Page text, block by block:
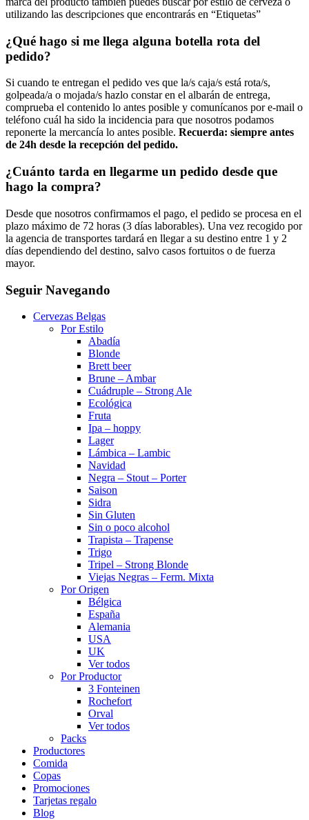
utilizando las descripciones que encontrarás en “Etiquetas”
¿Qué hago si me llega alguna botella rota del
pedido?
Si cuando te entregan el pedido ves que la/s caja/s está rota/s,
golpeada/a o mojada/s hazlo constar en el albarán de entrega,
comprueba el contenido lo antes posible y comunícanos por e-mail o
teléfono cuál ha sido la incidencia para que nosotros podamos
reponerte la mercancía lo antes posible. Recuerda: siempre antes
de 24h desde la recepción del pedido.
¿Cuánto tarda en llegarme un pedido desde que
hago la compra?
Desde que nosotros confirmamos el pago, el pedido se procesa en el
plazo máximo de 72 horas (3 días laborables). Una vez recogido por
la agencia de transportes tardará en llegar a su destino entre 1 y 2
días dependiendo del destino, salvo casos fortuitos o de fuerza
mayor.
Seguir Navegando
Cervezas Belgas
Por Estilo
Abadía
Blonde
Brett beer
Brune – Ambar
Cuádruple – Strong Ale
Ecológica
Fruta
Ipa – hoppy
Lager
Lámbica – Lambic
Navidad
Negra – Stout – Porter
Saison
Sidra
Sin Gluten
Sin o poco alcohol
Trapista – Trapense
Trigo
Tripel – Strong Blonde
Viejas Negras – Ferm. Mixta
Por Origen
Bélgica
España
Alemania
USA
UK
Ver todos
Por Productor
3 Fonteinen
Rochefort
Orval
Ver todos
Packs
Productores
Comida
Copas
Promociones
Tarjetas regalo
Blog